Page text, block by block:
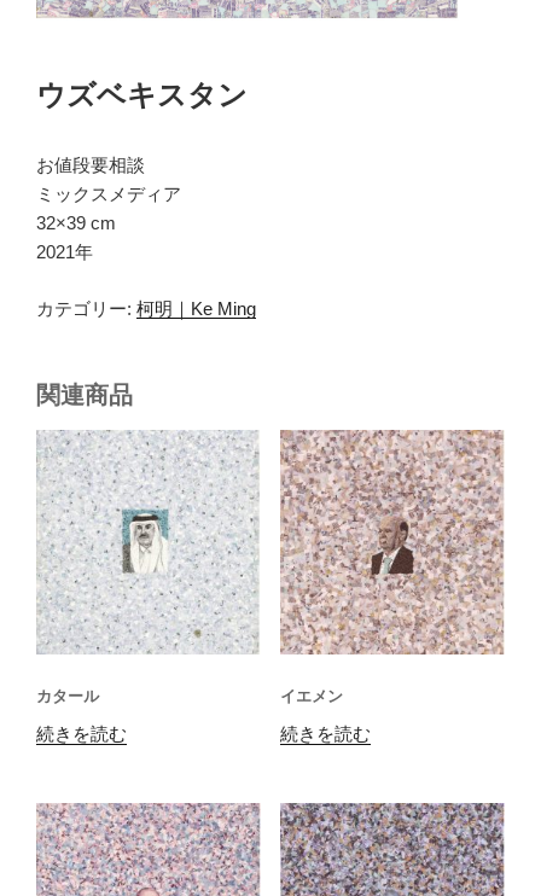
ウズベキスタン
お値段要相談
ミックスメディア
32×39 cm
2021年
カテゴリー: 柯明｜Ke Ming
関連商品
カタール
続きを読む
イエメン
続きを読む